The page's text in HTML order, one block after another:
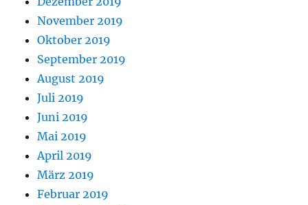
November 2019
Oktober 2019
September 2019
August 2019
Juli 2019
Juni 2019
Mai 2019
April 2019
März 2019
Februar 2019